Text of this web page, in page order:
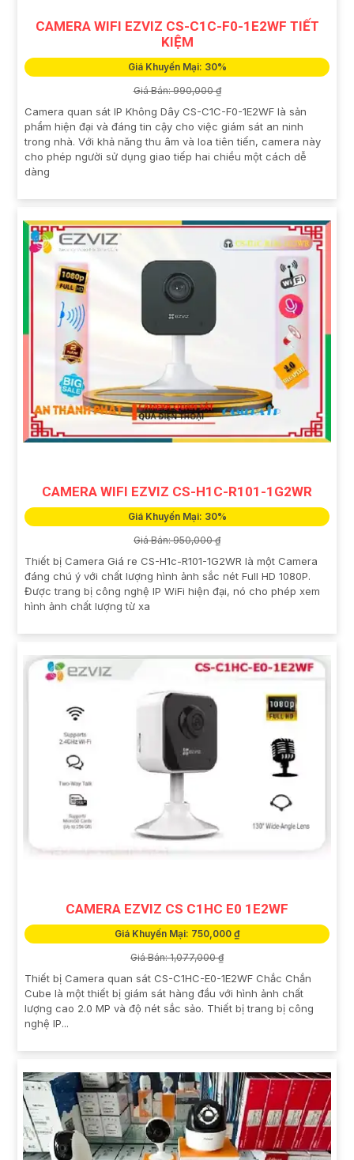
CAMERA WIFI EZVIZ CS-C1C-F0-1E2WF TIẾT
KIỆM
Giá Khuyến Mại: 30%
Giá Bán: 990,000 ₫
Camera quan sát IP Không Dây CS-C1C-F0-1E2WF là sản
phẩm hiện đại và đáng tin cậy cho việc giám sát an ninh
trong nhà. Với khả năng thu âm và loa tiên tiến, camera này
cho phép người sử dụng giao tiếp hai chiều một cách dễ
dàng
CAMERA WIFI EZVIZ CS-H1C-R101-1G2WR
Giá Khuyến Mại: 30%
Giá Bán: 950,000 ₫
Thiết bị Camera Giá re CS-H1c-R101-1G2WR là một Camera
đáng chú ý với chất lượng hình ảnh sắc nét Full HD 1080P.
Được trang bị công nghệ IP WiFi hiện đại, nó cho phép xem
hình ảnh chất lượng từ xa
CAMERA EZVIZ CS C1HC E0 1E2WF
Giá Khuyến Mại: 750,000 ₫
Giá Bán: 1,077,000 ₫
Thiết bị Camera quan sát CS-C1HC-E0-1E2WF Chắc Chắn
Cube là một thiết bị giám sát hàng đầu với hình ảnh chất
lượng cao 2.0 MP và độ nét sắc sảo. Thiết bị trang bị công
nghệ IP...